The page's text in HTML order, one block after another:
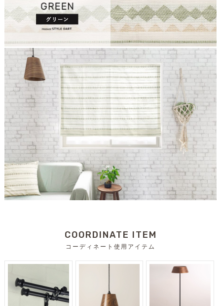
COORDINATE ITEM
コーディネート使用アイテム